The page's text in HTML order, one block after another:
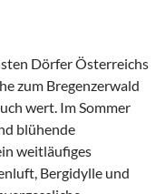
Dörfer Österreichs
zum Bregenzerwald
wert. Im Sommer
blühende
weitläufiges
Bergidylle und